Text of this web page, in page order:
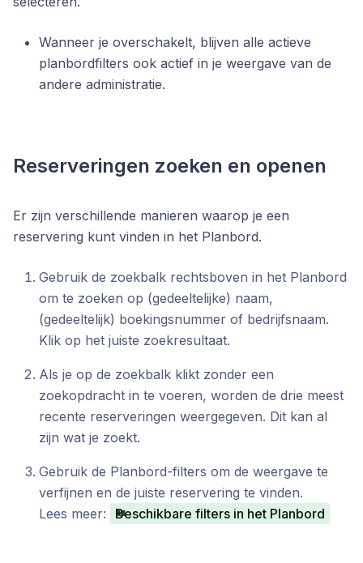
Wanneer je overschakelt, blijven alle actieve
planbordfilters ook actief in je weergave van de
andere administratie.
Reserveringen zoeken en openen
Er zijn verschillende manieren waarop je een
reservering kunt vinden in het Planbord.
Gebruik de zoekbalk rechtsboven in het Planbord
om te zoeken op (gedeeltelijke) naam,
(gedeeltelijk) boekingsnummer of bedrijfsnaam.
Klik op het juiste zoekresultaat.
Als je op de zoekbalk klikt zonder een
zoekopdracht in te voeren, worden de drie meest
recente reserveringen weergegeven. Dit kan al
zijn wat je zoekt.
Gebruik de Planbord-filters om de weergave te
verfijnen en de juiste reservering te vinden.
Lees meer:
Beschikbare filters in het Planbord